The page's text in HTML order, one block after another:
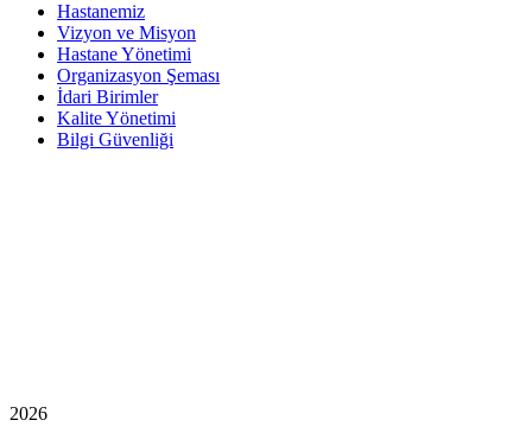
Hastanemiz
Vizyon ve Misyon
Hastane Yönetimi
Organizasyon Şeması
İdari Birimler
Kalite Yönetimi
Bilgi Güvenliği
2026